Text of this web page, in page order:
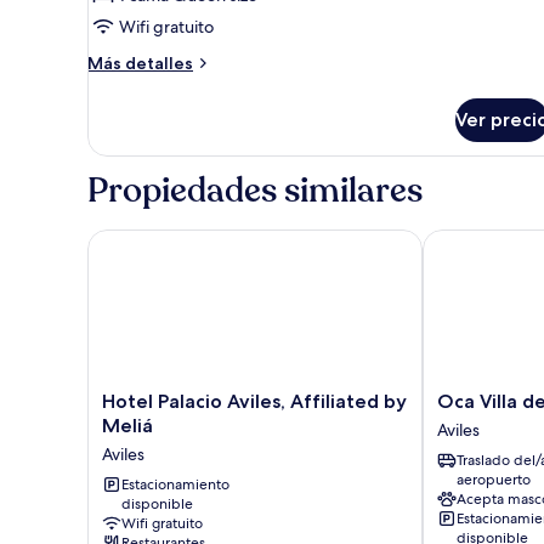
Wifi gratuito
Más detalles
Más
estándar
Ver
Propiedades similares
Hotel
Palacio
Affiliated
by
Meliá
Aviles
Hotel Palacio Aviles, Affiliated by
Meliá
Aviles
Estacionamiento
disponible
Wifi gratuito
Hotel Palacio Aviles, Affiliated by Meliá
Oca
Villa
de
Avilés
Hotel
Aviles
Oca Villa
Aviles
Traslado del/
aeropuerto
Acepta
disponible
Oca Villa de